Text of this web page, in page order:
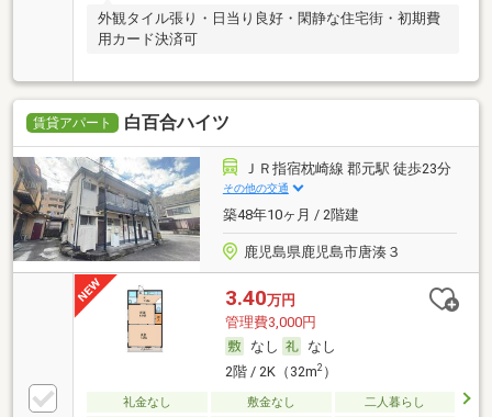
外観タイル張り・日当り良好・閑静な住宅街・初期費
用カード決済可
賃貸アパート 白百合ハイツ
ＪＲ指宿枕崎線 郡元駅 徒歩23分
その他の交通
築48年10ヶ月 / 2階建
鹿児島県鹿児島市唐湊３
3.40万円
管理費3,000円
なし
なし
2階 / 2K（32m2）
礼金なし 敷金なし
二人暮らし